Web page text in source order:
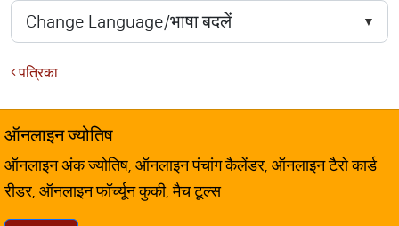
पत्रिका
ऑनलाइन ज्योतिष
ऑनलाइन अंक ज्योतिष, ऑनलाइन पंचांग कैलेंडर, ऑनलाइन टैरो कार्ड
रीडर, ऑनलाइन फॉर्च्यून कुकी, मैच टूल्स